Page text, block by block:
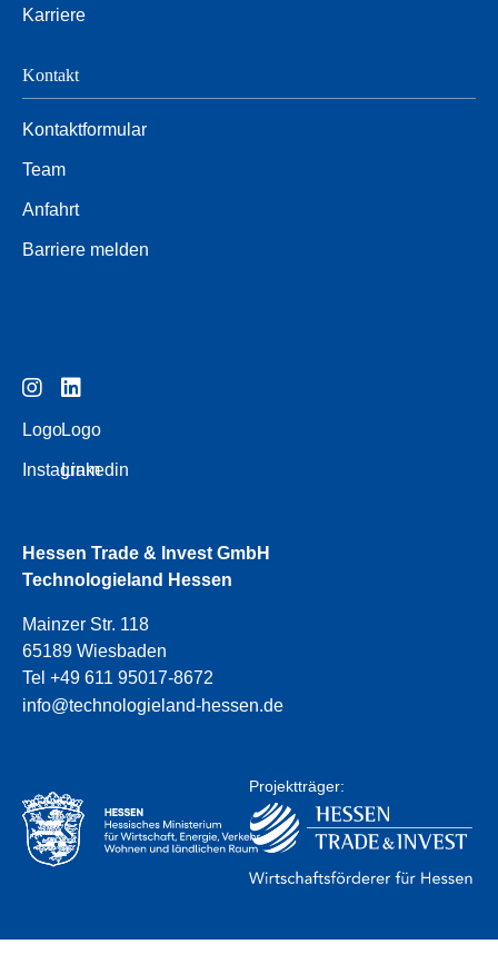
Karriere
Kontakt
Kontaktformular
Team
Anfahrt
Barriere melden
Logo
Instagram
Logo
Linkedin
Hessen Trade & Invest GmbH
Technologieland Hessen
Mainzer Str. 118
65189 Wiesbaden
Tel +49 611 95017-8672
info@technologieland-hessen.de
Projektträger: